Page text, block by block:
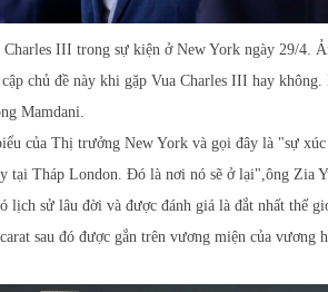
III trong sự kiện ở New York ngày 29/4.
chủ đề này khi gặp Vua Charles III hay
Mamdani.
của Thị trưởng New York và gọi đây là "sự
tại Tháp London. Đó là nơi nó sẽ ở lại",ông Zia
sử lâu đời và được đánh giá là đắt nhất thế
sau đó được gắn trên vương miện của vương